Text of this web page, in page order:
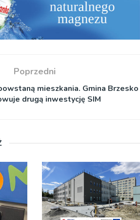
Poprzedni
mieszkania. Gmina Brzesko
drugą inwestycję SIM